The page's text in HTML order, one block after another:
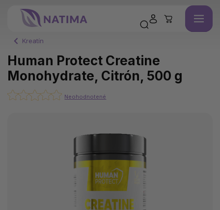
Kreatín
Human Protect Creatine
Monohydrate, Citrón, 500 g
Neohodnotené